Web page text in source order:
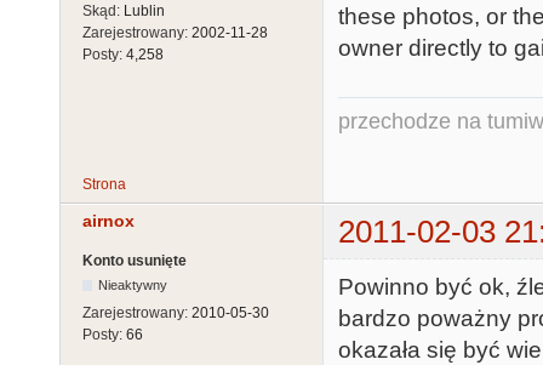
Skąd: Lublin
Zarejestrowany: 2002-11-28
Posty: 4,258
these photos, or
owner directly to
przechodze na
Strona
airnox 2011-02-03
Konto usunięte
Nieaktywny
Zarejestrowany: 2010-05-30
Posty: 66
Powinno być ok,
bardzo poważny
okazała się być